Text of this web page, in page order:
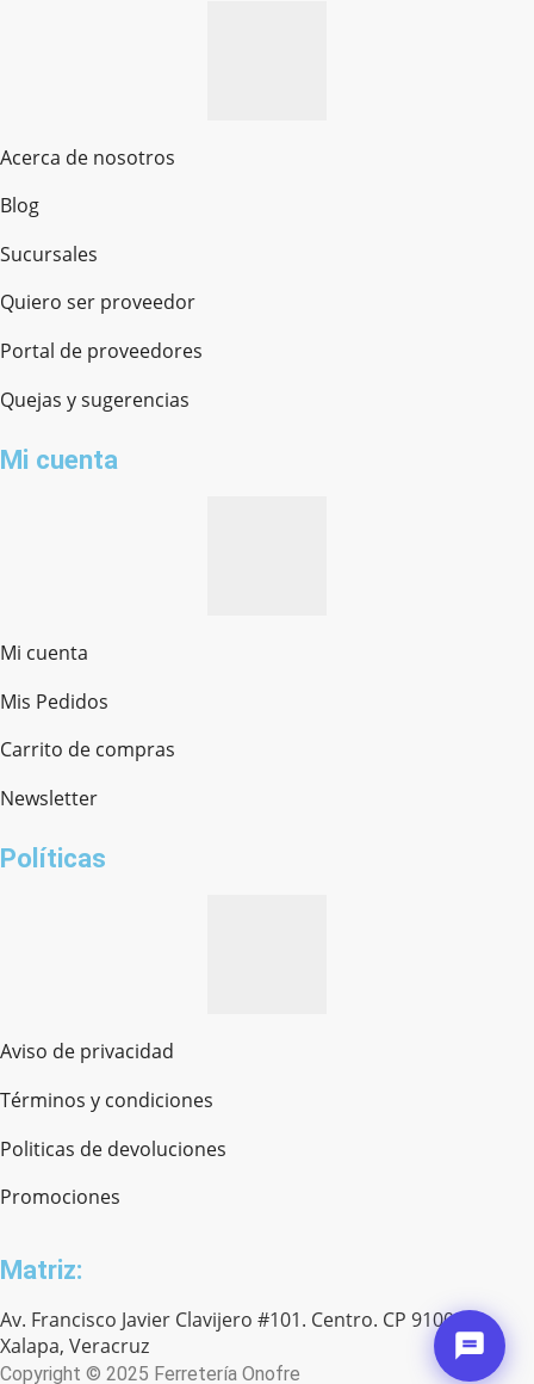
Acerca de nosotros
Blog
Sucursales
Quiero ser proveedor
Portal de proveedores
Quejas y sugerencias
Mi cuenta
Mi cuenta
Mis Pedidos
Carrito de compras
Newsletter
Políticas
Aviso de privacidad
Términos y condiciones
Politicas de devoluciones
Promociones
Matriz:
Av. Francisco Javier Clavijero #101. Centro. CP 91000.
Xalapa, Veracruz
Copyright © 2025 Ferretería Onofre